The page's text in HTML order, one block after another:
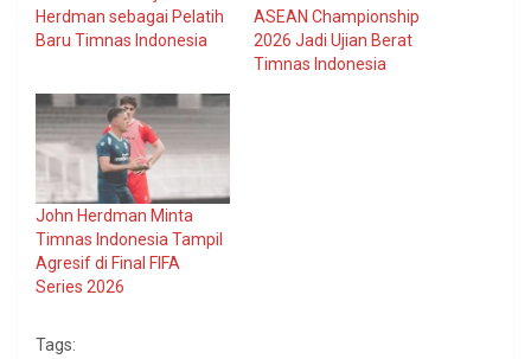
Herdman sebagai Pelatih
Baru Timnas Indonesia
ASEAN Championship
2026 Jadi Ujian Berat
Timnas Indonesia
John Herdman Minta
Timnas Indonesia Tampil
Agresif di Final FIFA
Series 2026
Tags: